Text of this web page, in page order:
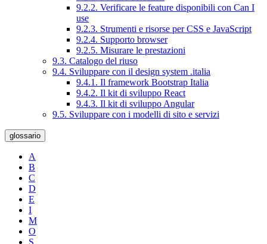
9.2.2. Verificare le feature disponibili con Can I
use
9.2.3. Strumenti e risorse per CSS e JavaScript
9.2.4. Supporto browser
9.2.5. Misurare le prestazioni
9.3. Catalogo del riuso
9.4. Sviluppare con il design system .italia
9.4.1. Il framework Bootstrap Italia
9.4.2. Il kit di sviluppo React
9.4.3. Il kit di sviluppo Angular
9.5. Sviluppare con i modelli di sito e servizi
glossario
A
B
C
D
E
I
M
O
S